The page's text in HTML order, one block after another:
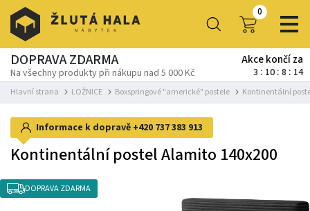
0
DOPRAVA ZDARMA
Na všechny produkty při nákupu nad 5 000 Kč
Akce končí za
3 10 8 14
Hlavní strana LOŽNICE Boxspringové "americké" postele Kontinentální
Informace k dopravě +420 737 383 913
Kontinentální postel Alamito 140x200
DOPRAVA ZDARMA